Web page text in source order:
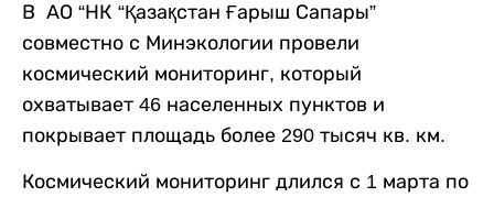
В АО “НК “Қазақстан Ғарыш Сапары”
совместно с Минэкологии провели
космический мониторинг, который
охватывает 46 населенных пунктов и
покрывает площадь более 290 тысяч кв. км.
Космический мониторинг длился с 1 марта по